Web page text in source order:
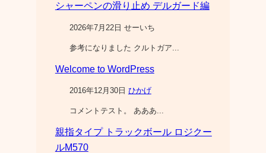
シャーペンの滑り止め デルガード編
2026年7月22日 せーいち
参考になりました クルトガア...
Welcome to WordPress
2016年12月30日 ひかげ
コメントテスト。 あああ...
親指タイプ トラックボール ロジクー
ルM570